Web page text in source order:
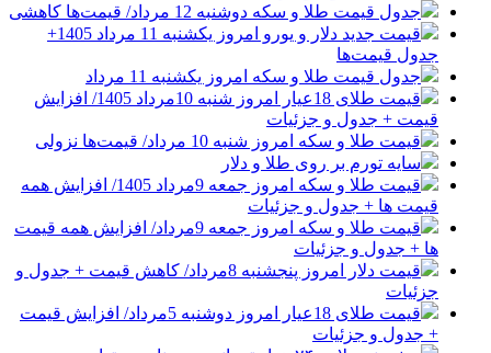
جدول قیمت طلا و سکه دوشنبه 12 مرداد/ قیمت‌ها کاهشی
قیمت جدید دلار و یورو امروز یکشنبه 11 مرداد 1405+
جدول قیمت‌ها
جدول قیمت طلا و سکه امروز یکشنبه 11 مرداد
قیمت طلای 18عیار امروز شنبه 10مرداد 1405/ افزایش
قیمت + جدول و جزئیات
قیمت طلا و سکه امروز شنبه 10 مرداد/ قیمت‌ها نزولی
سایه تورم بر روی طلا و دلار
قیمت طلا و سکه امروز جمعه 9مرداد 1405/ افزایش همه
قیمت ها + جدول و جزئیات
قیمت طلا و سکه امروز جمعه 9مرداد/ افزایش همه قیمت
ها + جدول و جزئیات
قیمت دلار امروز پنجشنبه 8مرداد/ کاهش قیمت + جدول و
جزئیات
قیمت طلای 18عیار امروز دوشنبه 5مرداد/ افزایش قیمت
+ جدول و جزئیات